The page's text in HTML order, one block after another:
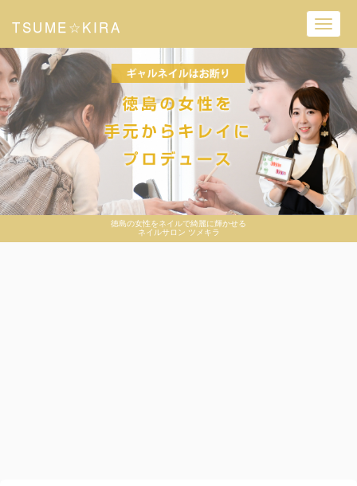
徳島の女性をネイルで綺麗に輝かせる
ネイルサロン ツメキラ
TSUME☆KIRA